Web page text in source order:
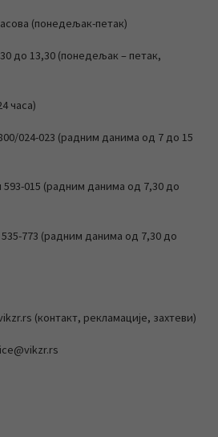
(понедељак-петак)
до 13,30 (понедељак – петак,
часа)
024-023 (радним данима од 7 до 15
593-015 (радним данима од 7,30 до
773 (радним данима од 7,30 до
(контакт, рекламације, захтеви)